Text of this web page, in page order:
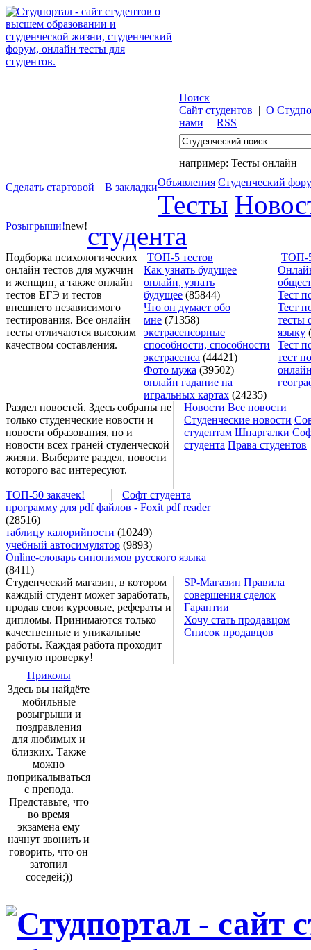
Поиск
Сайт студентов | О
нами | RSS
например: Тесты онлайн
Сделать стартовой | В закладкиОбъявления Студенческий
Тесты
студента
Розыгрыши!new!
Подборка психологических
онлайн тестов для мужчин
и женщин, а также онлайн
тестов ЕГЭ и тестов
внешнего независимого
тестирования. Все онлайн
тесты отличаются высоким
качеством составления.
ТОП-5 тестов
ТОП-
Как узнать будущее
онлайн, узнать
будущее (85844)
Что он думает обо
мне (71358)
экстрасенсорные
способности, способности
экстрасенса (44421)
Фото мужа (39502)
онлайн гадание на
игральных картах (24235)
Тест
Тест
тесты
языку
Тест
тест
Раздел новостей. Здесь собраны не
только студенческие новости и
новости образования, но и
новости всех граней студенческой
жизни. Выберите раздел, новости
которого вас интересуют.
Новости Все новости
Студенческие новости
студентам Шпаргалки
студента Права студентов
ТОП-50 закачек!
Софт студента
программу для pdf файлов - Foxit pdf reader
(28516)
таблицу калорийности (10249)
учебный автосимулятор (9893)
Online-словарь синонимов русского языка
(8411)
Студенческий магазин, в котором
каждый студент может заработать,
продав свои курсовые, рефераты и
дипломы. Принимаются только
качественные и уникальные
работы. Каждая работа проходит
ручную проверку!
SP-Магазин Правила
совершения сделок
Гарантии
Хочу стать продавцом
Список продавцов
Приколы
Здесь вы найдёте
мобильные
розыгрыши и
поздравления
для любимых и
близких. Также
можно
поприкалываться
с препода.
Представьте, что
во время
экзамена ему
начнут звонить и
говорить, что он
затопил
соседей;))